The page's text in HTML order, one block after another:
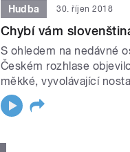
Hudba 30. říjen 2018
Chybí vám
S ohledem na nedávné
Českém rozhlase
měkké, vyvolávající